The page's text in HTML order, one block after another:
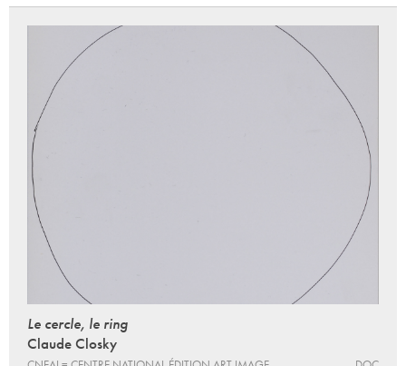
Le cercle, le ring
Claude Closky